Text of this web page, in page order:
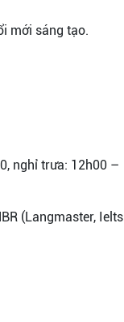
mới sáng tạo.
nghỉ trưa: 12h00 –
(Langmaster, Ielts